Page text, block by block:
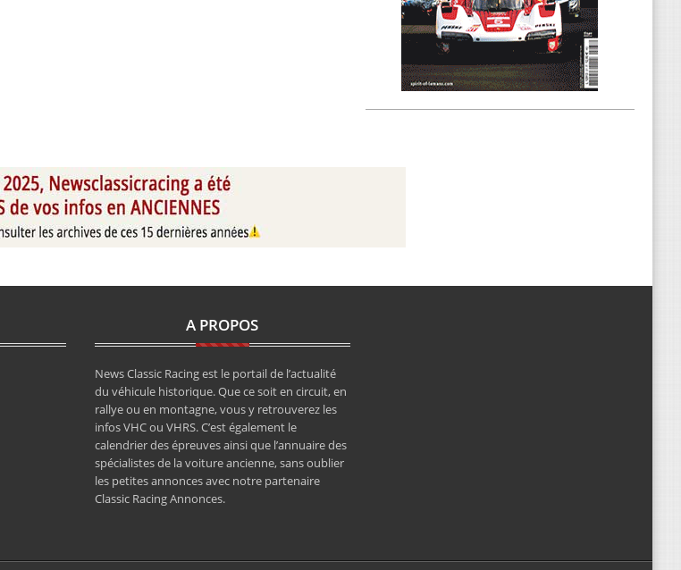
A PROPOS
News Classic Racing est le portail de l’actualité
du véhicule historique. Que ce soit en circuit, en
rallye ou en montagne, vous y retrouverez les
infos VHC ou VHRS. C’est également le
calendrier des épreuves ainsi que l’annuaire des
spécialistes de la voiture ancienne, sans oublier
les petites annonces avec notre partenaire
Classic Racing Annonces.